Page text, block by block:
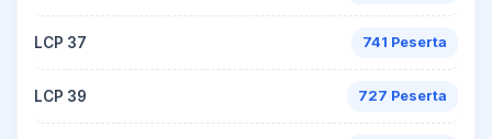
LCP 37 741 Peserta
LCP 39 727 Peserta